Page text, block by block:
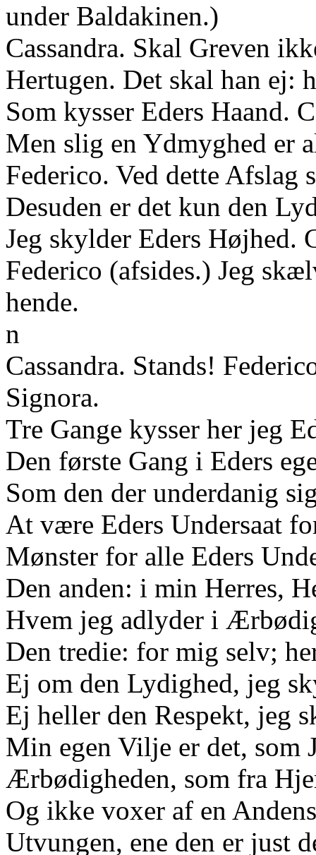
under Baldakinen.)
Cassandra. Skal Greven
Hertugen. Det skal han ej:
Som kysser Eders Haand.
Men slig en Ydmyghed er
Federico. Ved dette Afslag
Desuden er det kun den
Jeg skylder Eders Højhed.
Federico (afsides.) Jeg
hende.
n
Cassandra. Stands!
Signora.
Tre Gange kysser her jeg
Den første Gang i Eders
Som den der underdanig
At være Eders Undersaat
Mønster for alle Eders
Den anden: i min Herres,
Hvem jeg adlyder i
Den tredie: for mig selv;
Ej om den Lydighed, jeg
Ej heller den Respekt, jeg
Min egen Vilje er det, som
Ærbødigheden, som fra
Og ikke voxer af en
Utvungen, ene den er just